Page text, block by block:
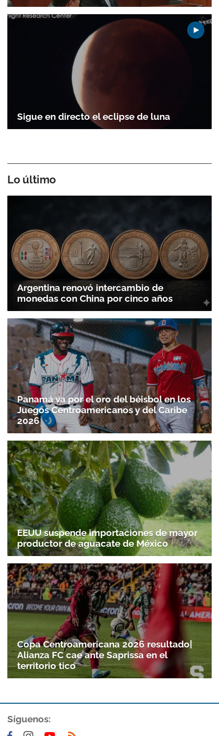
Sigue en directo el eclipse de luna
Lo último
Argentina renovó intercambio de
monedas con China por cinco años
Panamá va por el oro del béisbol en los
Juegos Centroamericanos y del Caribe
2026
EEUU suspende importaciones de mayor
productor de aguacate de México
Copa Centroamericana 2026 resultado|
Alianza FC cae ante Saprissa en el
territorio tico
Síguenos: